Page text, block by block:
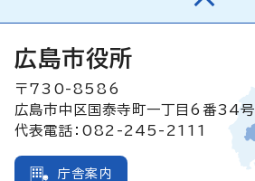
広島市役所
〒730-8586
広島市中区国泰寺町一丁目6番34号
代表電話：082-245-2111
庁舎案内